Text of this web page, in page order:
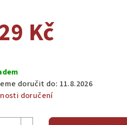
Kč
doručit do: 11.8.2026
doručení